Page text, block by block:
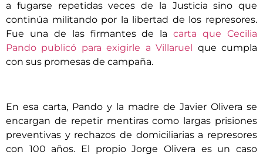
a fugarse repetidas veces de la Justicia sino que
continúa militando por la libertad de los represores.
Fue una de las firmantes de lacarta que Cecilia
Pando publicó para exigirle a Villaruel que cumpla
con sus promesas de campaña.
En esa carta, Pando y la madre de Javier Olivera se
encargan de repetir mentiras como largas prisiones
preventivas y rechazos de domiciliarias a represores
con 100 años. El propio Jorge Olivera es un caso